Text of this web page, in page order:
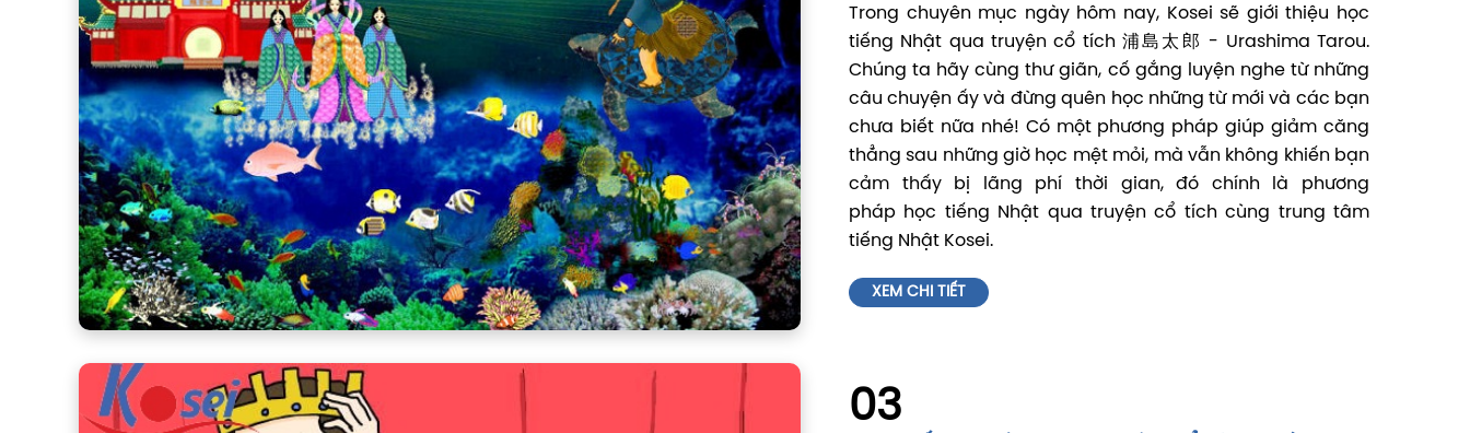
Trong chuyên mục ngày hôm nay, Kosei sẽ giới thiệu học
tiếng Nhật qua truyện cổ tích 浦島太郎 - Urashima Tarou.
Chúng ta hãy cùng thư giãn, cố gắng luyện nghe từ những
câu chuyện ấy và đừng quên học những từ mới và các bạn
chưa biết nữa nhé! Có một phương pháp giúp giảm căng
thẳng sau những giờ học mệt mỏi, mà vẫn không khiến bạn
cảm thấy bị lãng phí thời gian, đó chính là phương
pháp học tiếng Nhật qua truyện cổ tích cùng trung tâm
tiếng Nhật Kosei.
XEM CHI TIẾT
03